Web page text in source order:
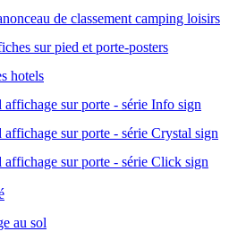
de classement camping loisirs
sur pied et porte-posters
hotels
affichage sur porte - série Info sign
affichage sur porte - série Crystal sign
affichage sur porte - série Click sign
au sol